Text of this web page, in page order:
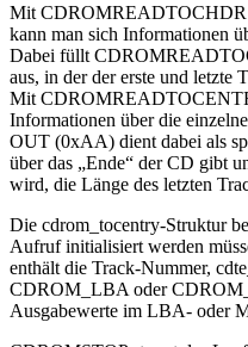
Mit
kann man sich Informationen
Dabei füllt
aus, in der der erste und letzte
Mit
Informationen über die
OUT (0xAA) dient dabei als
über das „Ende“ der CD gibt
wird, die Länge des letzten
Die cdrom_tocentry-Struktur
Aufruf initialisiert werden
enthält die Track-Nummer,
CDROM_LBA oder
Ausgabewerte im LBA- oder